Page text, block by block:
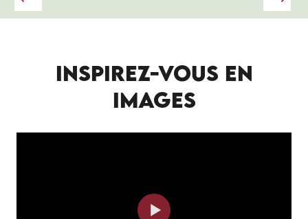
INSPIREZ-VOUS EN
IMAGES